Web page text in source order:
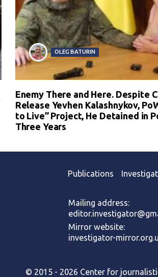
OLEG BATURIN
Enemy There and Here. Despite
Release Yevhen Kalashnykov,
to Live” Project, He Detained in
Three Years
Publications
Mailing address:
Mirror website:
investigator-
© 2015 - 2026 Center for